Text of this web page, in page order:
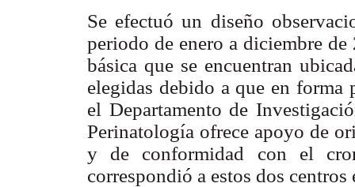
Se efectuó un diseño
periodo de enero a diciembre de
básica que se encuentran
elegidas debido a que en
el Departamento de
Perinatología ofrece apoyo de
y de conformidad con el
correspondió a estos dos centros